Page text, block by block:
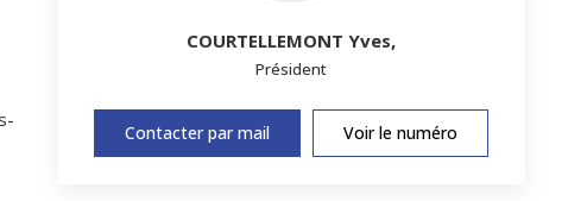
COURTELLEMONT Yves,
Président
Contacter par mail Voir le numéro